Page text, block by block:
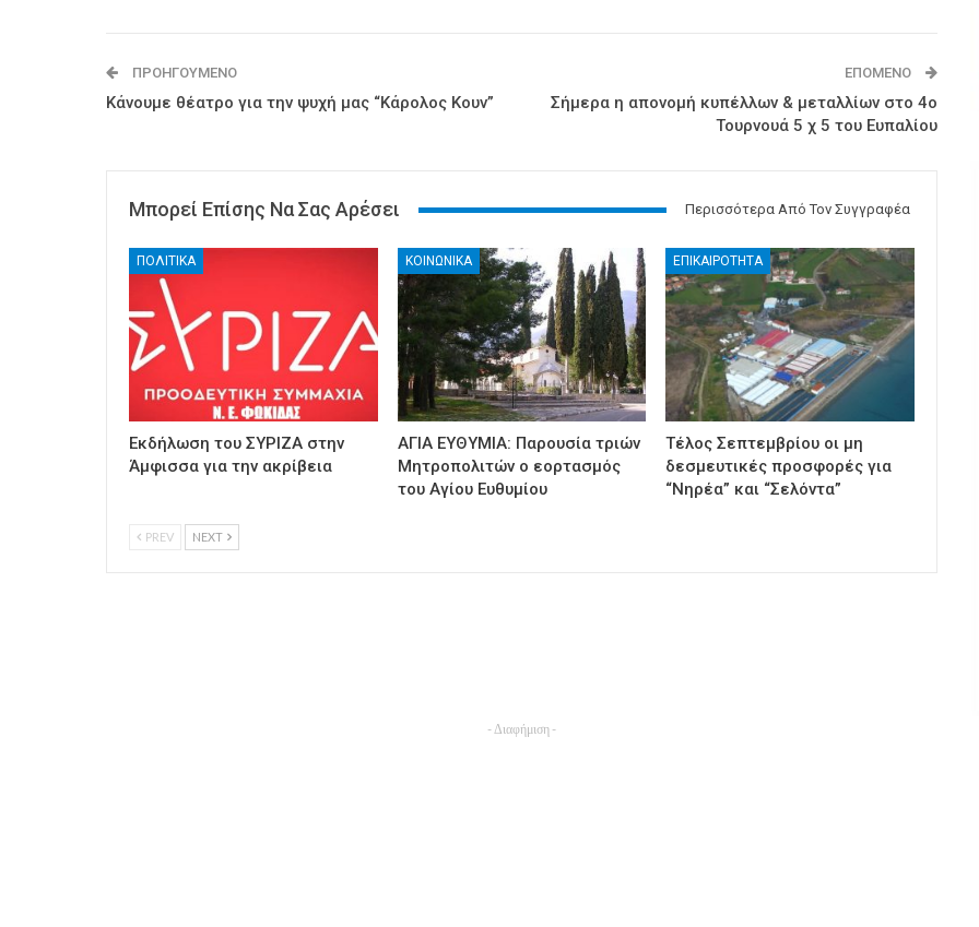
ΠΡΟΗΓΟΎΜΕΝΟ
Κάνουμε θέατρο για την ψυχή μας “Κάρολος Κουν”
ΕΠΌΜΕΝΟ
Σήμερα η απονομή κυπέλλων & μεταλλίων στο 4ο
Τουρνουά 5 χ 5 του Ευπαλίου
Μπορεί Επίσης Να Σας Αρέσει Περισσότερα Από Τον Συγγραφέα
ΠΟΛΙΤΙΚΑ
Εκδήλωση του ΣΥΡΙΖΑ στην
Άμφισσα για την ακρίβεια
ΚΟΙΝΩΝΙΚΑ
ΑΓΙΑ ΕΥΘΥΜΙΑ: Παρουσία τριών
Μητροπολιτών ο εορτασμός
του Αγίου Ευθυμίου
ΕΠΙΚΑΙΡΟΤΗΤΑ
Τέλος Σεπτεμβρίου οι μη
δεσμευτικές προσφορές για
“Νηρέα” και “Σελόντα”
PREV NEXT
- Διαφήμιση -